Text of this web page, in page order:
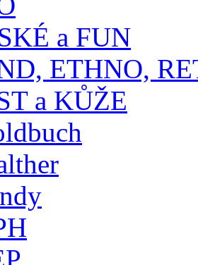
a FUN
ETHNO,
a KŮŽE